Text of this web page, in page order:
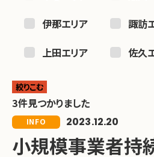
伊那エリア
諏訪
上田エリア
佐久
絞りこむ
3件見つかりました
INFO 2023.12.20
小規模事業者持